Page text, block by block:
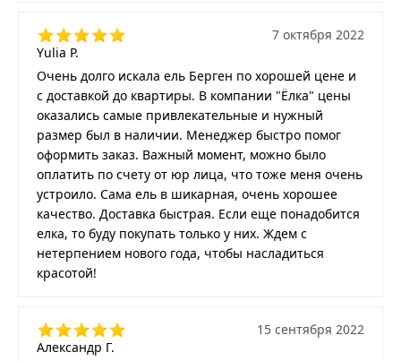
Yulia P.
7 октября 2022
Очень долго искала ель Берген по хорошей цене и
с доставкой до квартиры. В компании "Ёлка" цены
оказались самые привлекательные и нужный
размер был в наличии. Менеджер быстро помог
оформить заказ. Важный момент, можно было
оплатить по счету от юр лица, что тоже меня очень
устроило. Сама ель в шикарная, очень хорошее
качество. Доставка быстрая. Если еще понадобится
елка, то буду покупать только у них. Ждем с
нетерпением нового года, чтобы насладиться
красотой!
Александр Г.
15 сентября 2022